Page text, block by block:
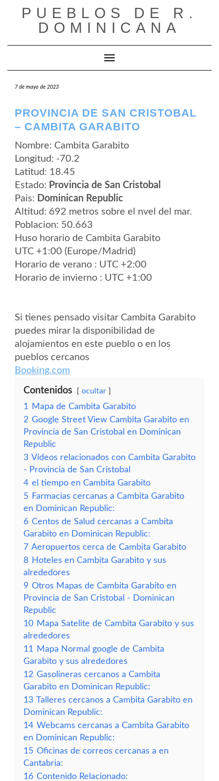
PUEBLOS DE R.
DOMINICANA
Cambiar modo de navegación
7 de mayo de 2023
PROVINCIA DE SAN CRISTOBAL
– CAMBITA GARABITO
Nombre: Cambita Garabito
Longitud: -70.2
Latitud: 18.45
Estado: Provincia de San Cristobal
Pais: Dominican Republic
Altitud: 692 metros sobre el nvel del mar.
Poblacion: 50.663
Huso horario de Cambita Garabito
UTC +1:00 (Europe/Madrid)
Horario de verano : UTC +2:00
Horario de invierno : UTC +1:00
Si tienes pensado visitar Cambita Garabito
puedes mirar la disponibilidad de
alojamientos en este pueblo o en los
pueblos cercanos
Booking.com
Contenidos ocultar
1
Mapa de Cambita Garabito
2 Google Street View Cambita Garabito en
Provincia de San Cristobal en Dominican
Republic
3 Vídeos relacionados con Cambita Garabito
- Provincia de San Cristobal
4 el tiempo en Cambita Garabito
5 Farmacias cercanas a Cambita Garabito
en Dominican Republic:
6 Centos de Salud cercanas a Cambita
Garabito en Dominican Republic:
7 Aeropuertos cerca de Cambita Garabito
8 Hoteles en Cambita Garabito y sus
alrededores
9 Otros Mapas de Cambita Garabito en
Provincia de San Cristobal - Dominican
Republic
10 Mapa Satelite de Cambita Garabito y sus
alrededores
11
Mapa Normal google de Cambita
Garabito y sus alrededores
12 Gasolineras cercanos a Cambita
Garabito en Dominican Republic:
13 Talleres cercanos a Cambita Garabito en
Dominican Republic:
14 Webcams cercanas a Cambita Garabito
en Dominican Republic:
15 Oficinas de correos cercanas a en
Cantabria:
16 Contenido Relacionado: